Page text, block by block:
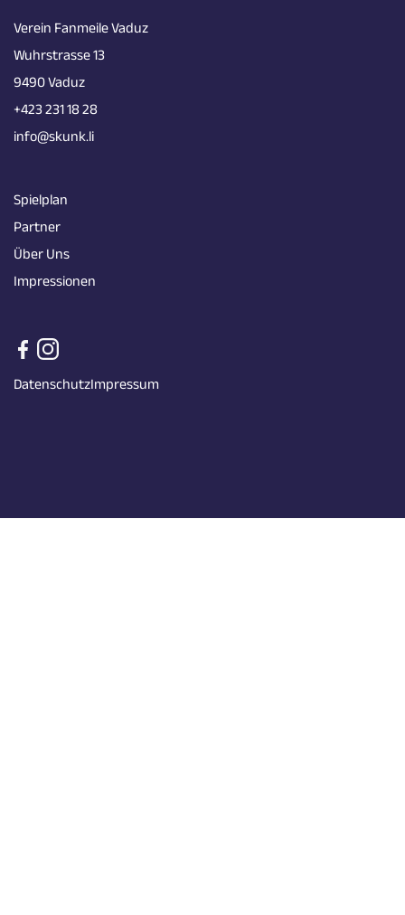
Verein Fanmeile Vaduz
Wuhrstrasse 13
9490 Vaduz
+423 231 18 28
info@skunk.li
Spielplan
Partner
Über Uns
Impressionen
DatenschutzImpressum